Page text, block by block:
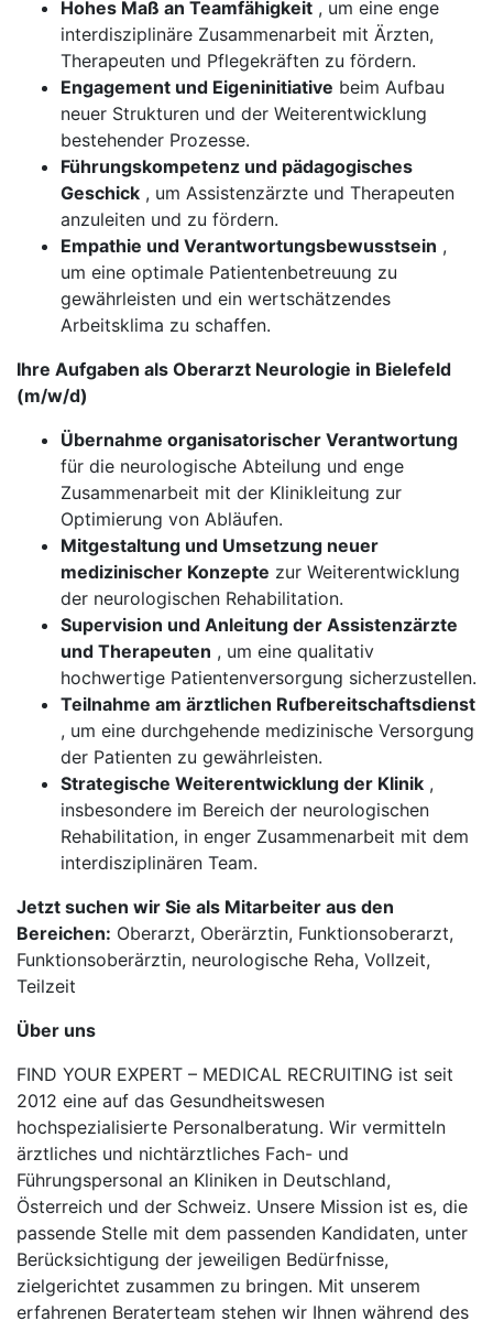
Hohes Maß an Teamfähigkeit , um eine enge
interdisziplinäre Zusammenarbeit mit Ärzten,
Therapeuten und Pflegekräften zu fördern.
Engagement und Eigeninitiative beim Aufbau
neuer Strukturen und der Weiterentwicklung
bestehender Prozesse.
Führungskompetenz und pädagogisches
Geschick , um Assistenzärzte und Therapeuten
anzuleiten und zu fördern.
Empathie und Verantwortungsbewusstsein ,
um eine optimale Patientenbetreuung zu
gewährleisten und ein wertschätzendes
Arbeitsklima zu schaffen.
Ihre Aufgaben als Oberarzt Neurologie in Bielefeld
(m/w/d)
Übernahme organisatorischer Verantwortung
für die neurologische Abteilung und enge
Zusammenarbeit mit der Klinikleitung zur
Optimierung von Abläufen.
Mitgestaltung und Umsetzung neuer
medizinischer Konzepte zur Weiterentwicklung
der neurologischen Rehabilitation.
Supervision und Anleitung der Assistenzärzte
und Therapeuten , um eine qualitativ
hochwertige Patientenversorgung sicherzustellen.
Teilnahme am ärztlichen Rufbereitschaftsdienst
, um eine durchgehende medizinische Versorgung
der Patienten zu gewährleisten.
Strategische Weiterentwicklung der Klinik ,
insbesondere im Bereich der neurologischen
Rehabilitation, in enger Zusammenarbeit mit dem
interdisziplinären Team.
Jetzt suchen wir Sie als Mitarbeiter aus den
Bereichen: Oberarzt, Oberärztin, Funktionsoberarzt,
Funktionsoberärztin, neurologische Reha, Vollzeit,
Teilzeit
Über uns
FIND YOUR EXPERT – MEDICAL RECRUITING ist seit
2012 eine auf das Gesundheitswesen
hochspezialisierte Personalberatung. Wir vermitteln
ärztliches und nichtärztliches Fach- und
Führungspersonal an Kliniken in Deutschland,
Österreich und der Schweiz. Unsere Mission ist es, die
passende Stelle mit dem passenden Kandidaten, unter
Berücksichtigung der jeweiligen Bedürfnisse,
zielgerichtet zusammen zu bringen. Mit unserem
erfahrenen Beraterteam stehen wir Ihnen während des